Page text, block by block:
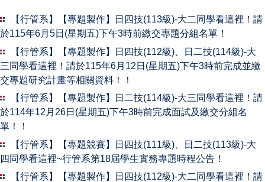
專業教室借用
【行管系】【專題製作】日四技(113級)-大二同學看這裡！請
於115年6月5日(星期五)下午3時前繳交專題分組名單！
【行管系】【專題製作】日四技(112級)、日二技(114級)-大
三同學看這裡！請於115年6月12日(星期五)下午3時前完成並繳
交專題研究計畫等相關資料！！
【行管系】【專題製作】日二技(114級)-大三同學看這裡！請
於114年12月26日(星期五)下午3時前完成面試及繳交分組名
單！！
【行管系】【專題競賽】日四技(111級)、日二技(113級)-大
四同學看這裡~行管系第18屆學生實務專題時程公告！
【行管系】【專題製作】日四技(112級)-大二同學看這裡！請